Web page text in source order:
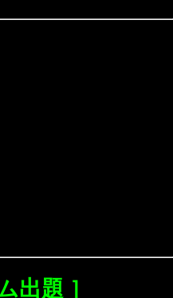
出題 ］